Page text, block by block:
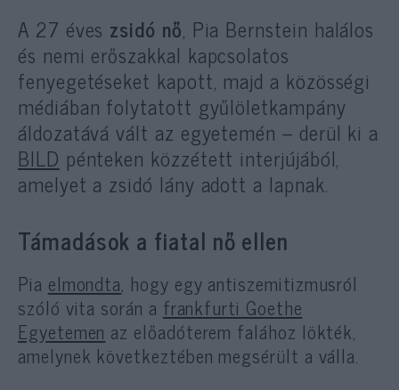
A 27 éves zsidó nő, Pia Bernstein halálos
és nemi erőszakkal kapcsolatos
fenyegetéseket kapott, majd a közösségi
médiában folytatott gyűlöletkampány
áldozatává vált az egyetemén – derül ki a
BILD pénteken közzétett interjújából,
amelyet a zsidó lány adott a lapnak.
Támadások a fiatal nő ellen
Pia elmondta, hogy egy antiszemitizmusról
szóló vita során a frankfurti Goethe
Egyetemen az előadóterem falához lökték,
amelynek következtében megsérült a válla.